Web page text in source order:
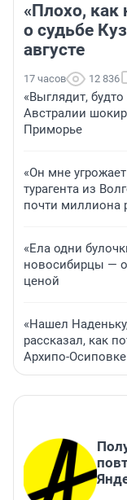
«Плохо, как
о судьбе
августе
17 часов 12 836
«Выглядит,
Австралии
Приморье
«Он мне
турагента из
почти миллиона
«Ела одни
новосибирцы —
ценой
«Нашел
рассказал, как
Архипо-Осиповке